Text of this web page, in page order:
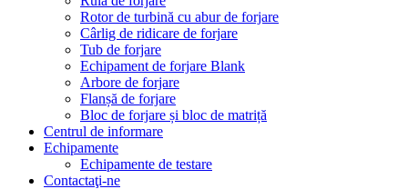
Rotor de turbină cu abur de forjare
Cârlig de ridicare de forjare
Tub de forjare
Echipament de forjare Blank
Arbore de forjare
Flanșă de forjare
Bloc de forjare și bloc de matriță
Centrul de informare
Echipamente
Echipamente de testare
Contactaţi-ne